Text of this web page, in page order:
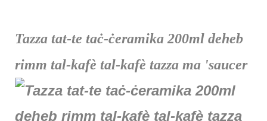
Tazza tat-te taċ-ċeramika 200ml deheb
rimm tal-kafè tal-kafè tazza ma 'saucer